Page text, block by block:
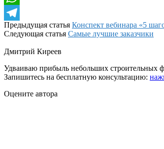
WhatsApp
Telegram
Предыдущая статья Конспект вебинара «5
Следующая статья Самые лучшие заказчики
Дмитрий Киреев
Удваиваю прибыль небольших строительных
Запишитесь на бесплатную консультацию:
Оцените автора